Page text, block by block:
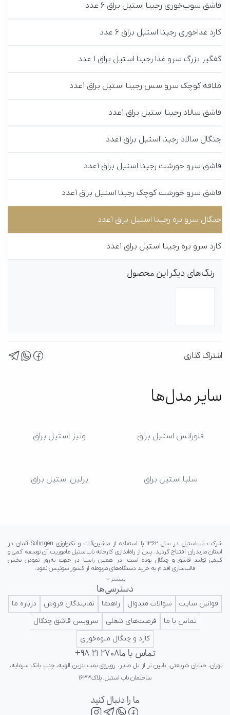
قاشق سوپ‌خوری رجینا استیل براق 6 عدد
کارد غذاخوری رجینا استیل براق 6 عدد
کفگیر بزرگ سرو غذا رجینا استیل براق 1 عدد
ملاقه کوچک سرو سس رجینا استیل براق 1عدد
قاشق سالاد رجینا استیل براق 1عدد
چنگال سالاد رجینا استیل براق 1عدد
قاشق سرو خورشت رجینا استیل براق 1عدد
قاشق سرو خورشت کوچک رجینا استیل براق 1عدد
چنگال سرو بره رجینا استیل براق 1عدد
کارد سرو بره رجینا استیل براق 1عدد
رنگ‌های دیگر این محصول
اشتراک گذاری
سایر مدل‌ها
فلورانس استیل براق ونیز استیل براق
سلیا استیل براق برلین استیل براق
ایرانی در کلاس جهانی تداعی کننده اعتبار و پرستیژ برای ایرانیان باشد.
بیشتر
دسترسی‌ها
قوانین سایت سوالات متدوال راهنما نمایندگان فروش
درباره ما
تماس با ما
فرصت‌های شغلی
سرویس قاشق چنگال
کارد و چنگال میوه‌خوری
تماس با ما+98 21 2708
تهران، خیابان شریعتی، پایین تر از پل صدر، روبروی پمپ بنزین الهیه، جنب بانک سرمایه،
ساختمان ناب استیل، پلاک۱۶۳۳
ما را دنبال کنید